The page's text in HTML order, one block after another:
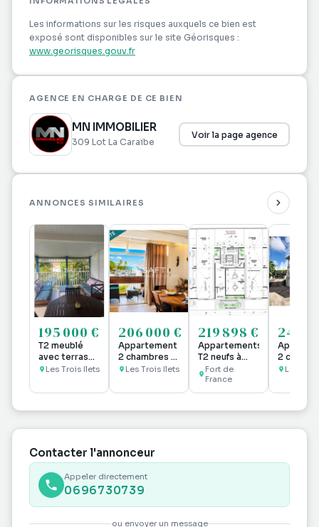
Proximité du centre commercial Le Rond-Point,
des établissements scolaires, des cabinets
Prix / Conditions financières
Prix : 374 500 EUR
Taxe foncière : 8 684 EUR
Les informations sur les risques auxquels ce bien
[www.georisques.gouv.fr]
http://www.georisques.gouv.fr)
Les informations sur les risques auxquels ce bien est
exposé sont disponibles sur le site Géorisques :
www.georisques.gouv.fr
AGENCE EN CHARGE DE CE BIEN
MN IMMOBILIER
309 Lot La Caraïbe
Voir la page agence
ANNONCES SIMILAIRES
195 000 €
T2 meublé
avec terrasse
à deux pas
Les Trois Ilets
206 000 €
Appartement
2 chambres à
la Marina à la
bout
Les Trois Ilets
219 898 €
Appartements
T2 neufs à
Bellevue,
Fort-de-
France
Fort de
France
249
2 ch au
Le Marin
Contacter l'annonceur
Appeler directement
0696730739
ou envoyer un message